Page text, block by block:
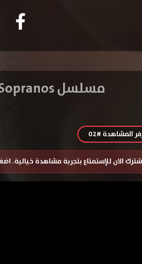
مسلسل The Sopranos الموسم الثالث – الحلقة 4
المشاهدة #02
الان للإستمتاع بتجربة مشاهدة خيالية.